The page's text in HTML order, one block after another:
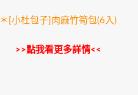
＊[小杜包子]肉麻竹筍包(6入)
>>點我看更多詳情<<